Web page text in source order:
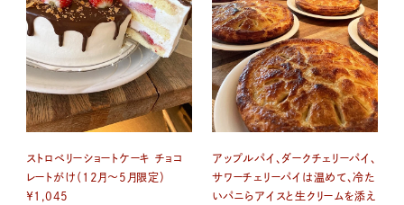
ストロベリーショートケーキ チョコ
レートがけ（12月〜5月限定）
￥1,045
アップルパイ、ダークチェリーパイ、
サワーチェリーパイは温めて、冷た
いパニらアイスと生クリームを添え